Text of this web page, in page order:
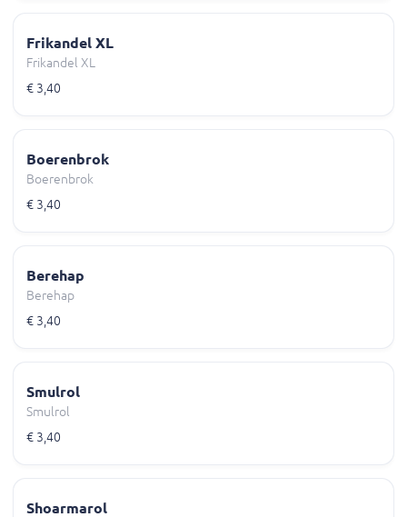
Frikandel XL
Frikandel XL
€ 3,40
Boerenbrok
Boerenbrok
€ 3,40
Berehap
Berehap
€ 3,40
Smulrol
Smulrol
€ 3,40
Shoarmarol